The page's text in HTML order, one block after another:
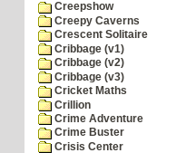
Creepshow
Creepy Caverns
Crescent Solitaire
Cribbage (v1)
Cribbage (v2)
Cribbage (v3)
Cricket Maths
Crillion
Crime Adventure
Crime Buster
Crisis Center